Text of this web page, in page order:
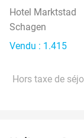
Hotel Marktstad
Schagen
Vendu : 1.415
Hors taxe de